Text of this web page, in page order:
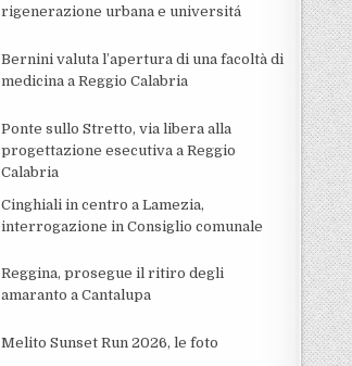
rigenerazione urbana e universitá
Bernini valuta l’apertura di una facoltà di
medicina a Reggio Calabria
Ponte sullo Stretto, via libera alla
progettazione esecutiva a Reggio
Calabria
Cinghiali in centro a Lamezia,
interrogazione in Consiglio comunale
Reggina, prosegue il ritiro degli
amaranto a Cantalupa
Melito Sunset Run 2026, le foto